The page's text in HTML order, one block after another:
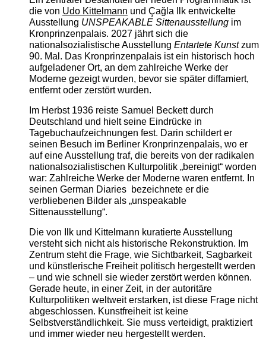
die von Udo Kittelmann und Çağla Ilk entwickelte
Ausstellung UNSPEAKABLE Sittenausstellungim
Kronprinzenpalais. 2027 jährt sich die
nationalsozialistische Ausstellung Entartete Kunstzum
90. Mal. Das Kronprinzenpalais ist ein historisch hoch
aufgeladener Ort, an dem zahlreiche Werke der
Moderne gezeigt wurden, bevor sie später diffamiert,
entfernt oder zerstört wurden.
Im Herbst 1936 reiste Samuel Beckett durch
Deutschland und hielt seine Eindrücke in
Tagebuchaufzeichnungen fest. Darin schildert er
seinen Besuch im Berliner Kronprinzenpalais, wo er
auf eine Ausstellung traf, die bereits von der radikalen
nationalsozialistischen Kulturpolitik „bereinigt“ worden
war: Zahlreiche Werke der Moderne waren entfernt. In
seinen German Diaries bezeichnete er die
verbliebenen Bilder als „unspeakable
Sittenausstellung“.
Die von Ilk und Kittelmann kuratierte Ausstellung
versteht sich nicht als historische Rekonstruktion. Im
Zentrum steht die Frage, wie Sichtbarkeit, Sagbarkeit
und künstlerische Freiheit politisch hergestellt werden
– und wie schnell sie wieder zerstört werden können.
Gerade heute, in einer Zeit, in der autoritäre
Kulturpolitiken weltweit erstarken, ist diese Frage nicht
abgeschlossen. Kunstfreiheit ist keine
Selbstverständlichkeit. Sie muss verteidigt, praktiziert
und immer wieder neu hergestellt werden.